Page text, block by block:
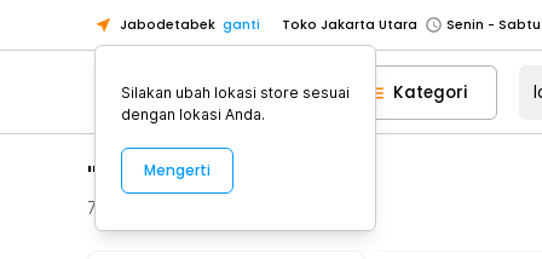
Jabodetabek ganti Toko Jakarta Utara
Toko Tangerang
Toko Cikupa
Pick n Go Jakarta Barat
Senin -
Senin -
Kategori
"lampu baca"
77
Silakan ubah lokasi store sesuai
dengan lokasi Anda.
Mengerti